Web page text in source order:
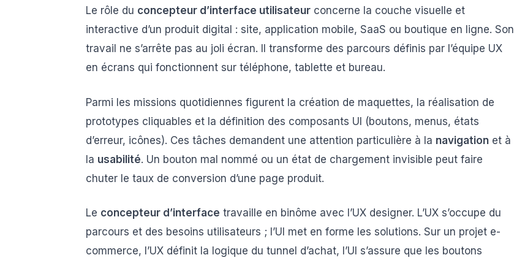
Le rôle du concepteur d’interface utilisateur concerne la couche visuelle et
interactive d’un produit digital : site, application mobile, SaaS ou boutique en ligne. Son
travail ne s’arrête pas au joli écran. Il transforme des parcours définis par l’équipe UX
en écrans qui fonctionnent sur téléphone, tablette et bureau.
Parmi les missions quotidiennes figurent la création de maquettes, la réalisation de
prototypes cliquables et la définition des composants UI (boutons, menus, états
d’erreur, icônes). Ces tâches demandent une attention particulière à la navigation et à
la usabilité. Un bouton mal nommé ou un état de chargement invisible peut faire
chuter le taux de conversion d’une page produit.
Le concepteur d’interface travaille en binôme avec l’UX designer. L’UX s’occupe du
parcours et des besoins utilisateurs ; l’UI met en forme les solutions. Sur un projet e-
commerce, l’UX définit la logique du tunnel d’achat, l’UI s’assure que les boutons